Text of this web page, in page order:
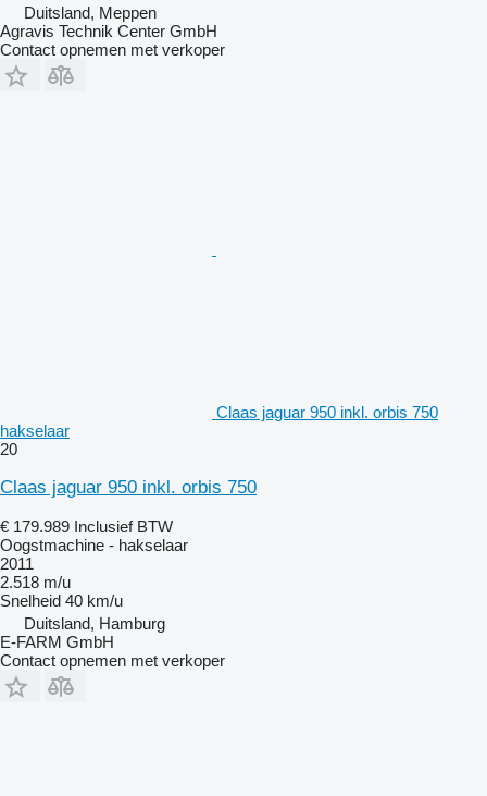
Duitsland, Meppen
Agravis Technik Center GmbH
Contact opnemen met verkoper
Claas jaguar 950 inkl. orbis 750
hakselaar
20
Claas jaguar 950 inkl. orbis 750
€ 179.989 Inclusief BTW
Oogstmachine - hakselaar
2011
2.518 m/u
Snelheid 40 km/u
Duitsland, Hamburg
E-FARM GmbH
Contact opnemen met verkoper